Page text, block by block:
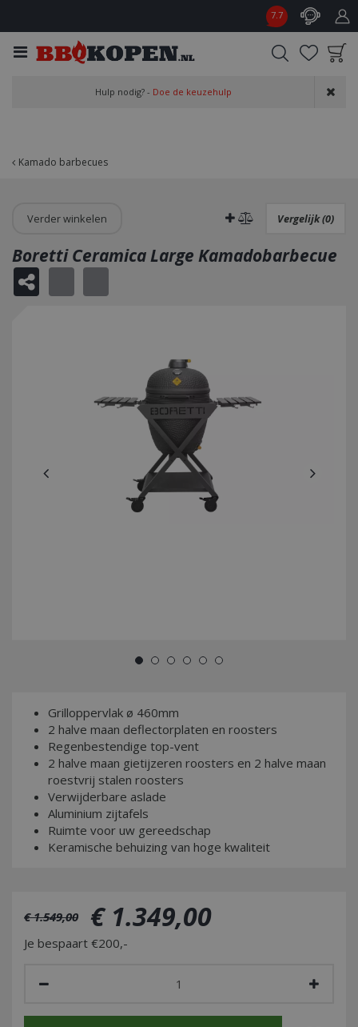
Kamado barbecues
7.7
aan wensenlijst
Hulp nodig? - Doe de keuzehulp
Verder winkelen Vergelijk (0)
Boretti Ceramica Large Kamadobarbecue
Grilloppervlak ø 460mm
2 halve maan deflectorplaten en roosters
Regenbestendige top-vent
2 halve maan gietijzeren roosters en 2 halve maan
roestvrij stalen roosters
Verwijderbare aslade
Aluminium zijtafels
Ruimte voor uw gereedschap
Keramische behuizing van hoge kwaliteit
€ 1.549,00 € 1.349,00
Je bespaart €200,-